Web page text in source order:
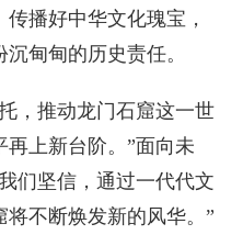
播好中华文化瑰宝，
甸甸的历史责任。
，推动龙门石窟这一世
上新台阶。”面向未
们坚信，通过一代代文
不断焕发新的风华。”